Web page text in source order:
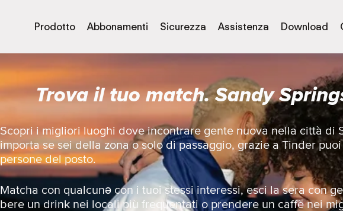
Prodotto Abbonamenti Sicurezza Assistenza Download
Trova il tuo match. Sandy
Scopri i migliori luoghi dove incontrare gente nuova nella città di
importa se sei della zona o solo di passaggio, grazie a Tinder
persone del posto.
Matcha con qualcunə con i tuoi stessi interessi, esci la sera con
bere un drink nei locali più frequentati o prendere un caffè nei